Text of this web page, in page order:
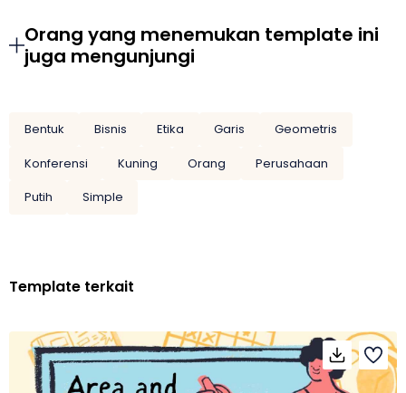
Orang yang menemukan template ini
juga mengunjungi
Bentuk Bisnis Etika Garis
Geometris
Konferensi
Kuning Orang
Perusahaan
Putih
Simple
Template terkait